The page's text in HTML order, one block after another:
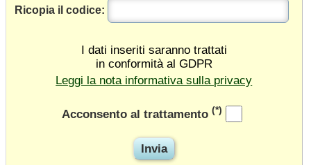
Ricopia il codice:
I dati inseriti saranno trattati
in conformità al GDPR
Leggi la nota informativa sulla privacy
Acconsento al trattamento (*)